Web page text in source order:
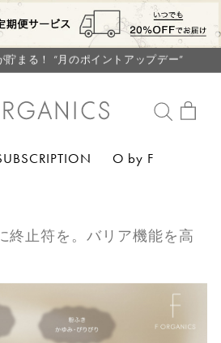
Websiteの統合に関するお知らせ
問い合わせと商品配送に関しまして
貯まる！ “月のポイントアップデー”
Websiteの統合に関するお知らせ
貯まる！ “月のポイントアップデー”
O by F
終止符を。バリア機能を高